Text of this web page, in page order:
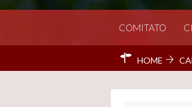
COMITATO
HOME